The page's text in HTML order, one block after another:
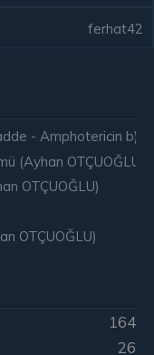
ferhat42
- Amphotericin b)
(Ayhan OTÇUOĞLU)
OTÇUOĞLU)
OTÇUOĞLU)
164
26